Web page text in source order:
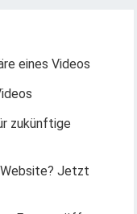
eines Videos
zukünftige
Website? Jetzt